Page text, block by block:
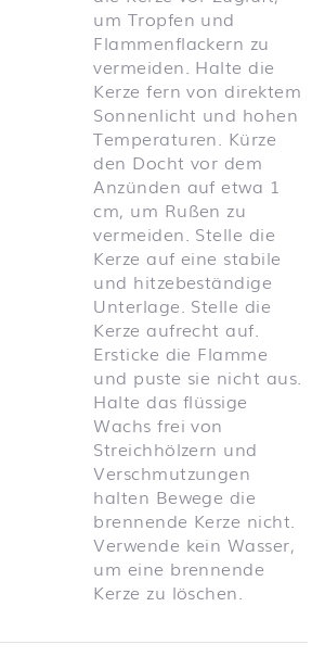
um Tropfen und
Flammenflackern zu
vermeiden. Halte die
Kerze fern von direktem
Sonnenlicht und hohen
Temperaturen. Kürze
den Docht vor dem
Anzünden auf etwa 1
cm, um Rußen zu
vermeiden. Stelle die
Kerze auf eine stabile
und hitzebeständige
Unterlage. Stelle die
Kerze aufrecht auf.
Ersticke die Flamme
und puste sie nicht aus.
Halte das flüssige
Wachs frei von
Streichhölzern und
Verschmutzungen
halten Bewege die
brennende Kerze nicht.
Verwende kein Wasser,
um eine brennende
Kerze zu löschen.